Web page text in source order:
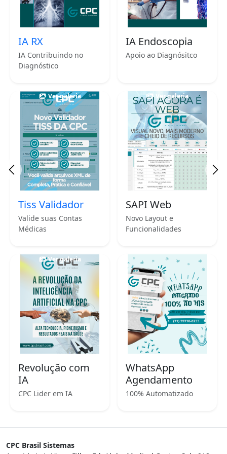
IA RX
IA Contribuindo no
Diagnóstico
IA Endoscopia
Apoio ao Diagnósitco
Ver galeria
Tiss Validador
Valide suas Contas
Médicas
Ver galeria
SAPI Web
Novo Layout e
Funcionalidades
Ver galeria
Revolução com
IA
CPC Lider em IA
WhatsApp
Agendamento
100% Automatizado
Anterior
CPC Brasil Sistemas